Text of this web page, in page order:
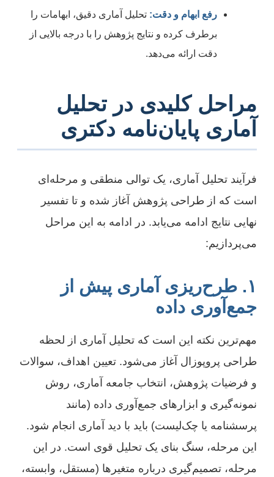
رفع ابهام و دقت: تحلیل آماری دقیق، ابهامات را
برطرف کرده و نتایج پژوهش را با درجه بالایی از
دقت ارائه می‌دهد.
مراحل کلیدی در تحلیل
آماری پایان‌نامه دکتری
فرآیند تحلیل آماری، یک توالی منطقی و مرحله‌ای
است که از طراحی پژوهش آغاز شده و تا تفسیر
نهایی نتایج ادامه می‌یابد. در ادامه به این مراحل
می‌پردازیم:
۱. طرح‌ریزی آماری پیش از
جمع‌آوری داده
مهم‌ترین نکته این است که تحلیل آماری از لحظه
طراحی پروپوزال آغاز می‌شود. تعیین اهداف، سوالات
و فرضیات پژوهش، انتخاب جامعه آماری، روش
نمونه‌گیری و ابزارهای جمع‌آوری داده (مانند
پرسشنامه یا چک‌لیست) باید با دید آماری انجام شود.
این مرحله، سنگ بنای یک تحلیل قوی است. در این
مرحله، تصمیم‌گیری درباره متغیرها (مستقل، وابسته،